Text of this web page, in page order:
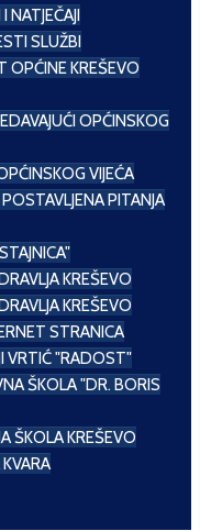
NATJEČAJI
SLUŽBI
OPĆINE KREŠEVO
OPĆINSKOG
VIJEĆA
PITANJA
KREŠEVO
KREŠEVO
STRANICA
VRTIĆ "RADOST"
ŠKOLA "DR. BORIS
ŠKOLA KREŠEVO
KVARA